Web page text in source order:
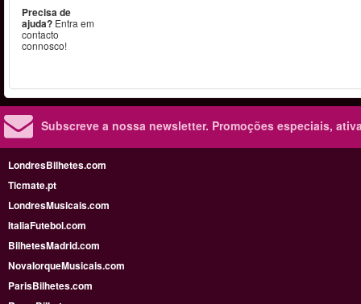
Precisa de
ajuda? Entra em
contacto
connosco!
Subscreve a nossa newsletter. Promoções especiais,
LondresBilhetes.com
Ticmate.pt
LondresMusicais.com
ItaliaFutebol.com
BilhetesMadrid.com
NovaIorqueMusicais.com
ParisBilhetes.com